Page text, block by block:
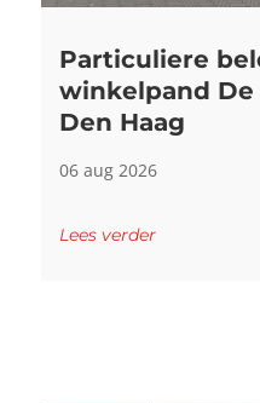
Particuliere
winkelpand De
Den Haag
06 aug 2026
Lees verder